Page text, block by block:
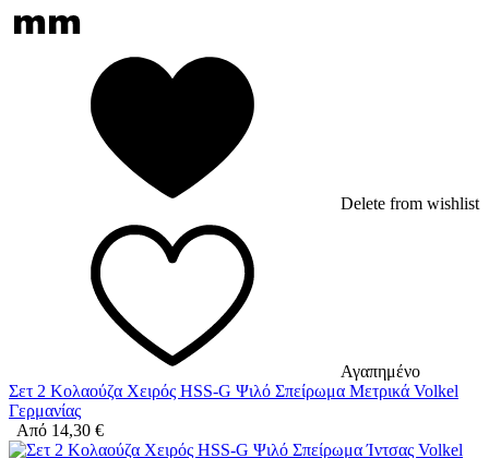
Delete from wishlist
Αγαπημένο
Σετ 2 Κολαούζα Χειρός HSS-G Ψιλό Σπείρωμα Μετρικά Volkel
Γερμανίας
Από 14,30 €